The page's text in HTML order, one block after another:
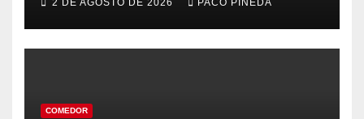
2 DE AGOSTO DE 2026 PACO PINEDA
COMEDOR